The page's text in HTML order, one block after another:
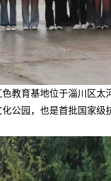
育基地位于淄川区太
公园，也是首批国家级